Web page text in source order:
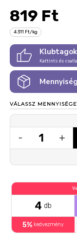
819 Ft
4 311 Ft/kg
Kattints és
VÁLASSZ
- 1 +
4 db
5% kedvezmény